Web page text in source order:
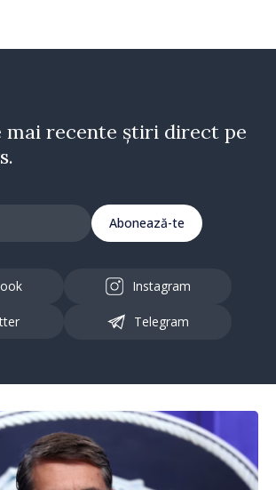
mai recente știri direct pe
Abonează-te
Instagram
Telegram